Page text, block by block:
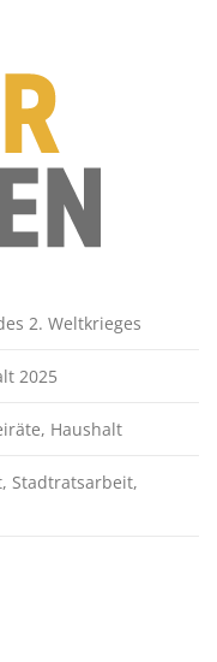
2. Weltkrieges
2025
Haushalt
Stadtratsarbeit,